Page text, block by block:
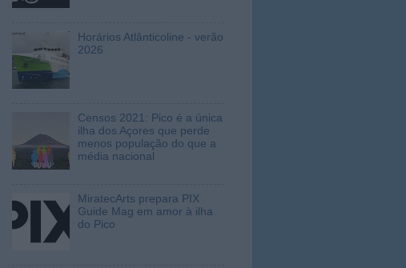
Horários Atlânticoline - verão
2026
Censos 2021: Pico é a única
ilha dos Açores que perde
menos população do que a
média nacional
MiratecArts prepara PIX
Guide Mag em amor à ilha
do Pico